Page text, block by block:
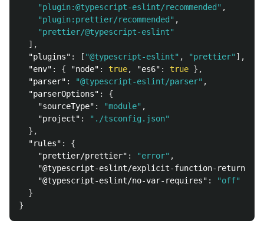
"plugin:@typescript-eslint/recommended" ,
"plugin:prettier/recommended" ,
"prettier/@typescript-eslint"
],
"plugins" : [ "@typescript-eslint" , "prettier" ],
"env" : { "node" : true, "es6" : true },
"parser" : "@typescript-eslint/parser" ,
"parserOptions" :
{
"sourceType" : "module" ,
"project" :
"./tsconfig.json"
},
"rules" :
{
"prettier/prettier" : "error" ,
"@typescript-eslint/explicit-function-return-
"@typescript-eslint/no-var-requires" :
"off"
}
}